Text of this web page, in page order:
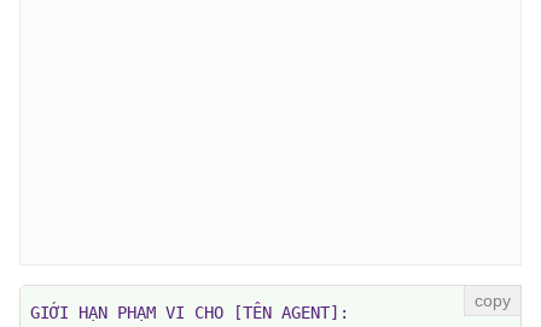
GIỚI HẠN PHẠM VI CHO [TÊN AGENT]: